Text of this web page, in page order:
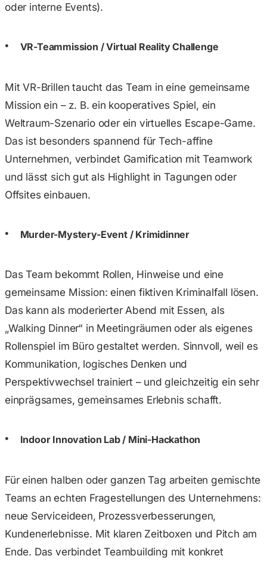
oder interne Events).
VR-Teammission / Virtual Reality Challenge
Mit VR-Brillen taucht das Team in eine gemeinsame
Mission ein – z. B. ein kooperatives Spiel, ein
Weltraum-Szenario oder ein virtuelles Escape-Game.
Das ist besonders spannend für Tech-affine
Unternehmen, verbindet Gamification mit Teamwork
und lässt sich gut als Highlight in Tagungen oder
Offsites einbauen.
Murder-Mystery-Event / Krimidinner
Das Team bekommt Rollen, Hinweise und eine
gemeinsame Mission: einen fiktiven Kriminalfall lösen.
Das kann als moderierter Abend mit Essen, als
„Walking Dinner“ in Meetingräumen oder als eigenes
Rollenspiel im Büro gestaltet werden. Sinnvoll, weil es
Kommunikation, logisches Denken und
Perspektivwechsel trainiert – und gleichzeitig ein sehr
einprägsames, gemeinsames Erlebnis schafft.
Indoor Innovation Lab / Mini-Hackathon
Für einen halben oder ganzen Tag arbeiten gemischte
Teams an echten Fragestellungen des Unternehmens:
neue Serviceideen, Prozessverbesserungen,
Kundenerlebnisse. Mit klaren Zeitboxen und Pitch am
Ende. Das verbindet Teambuilding mit konkret